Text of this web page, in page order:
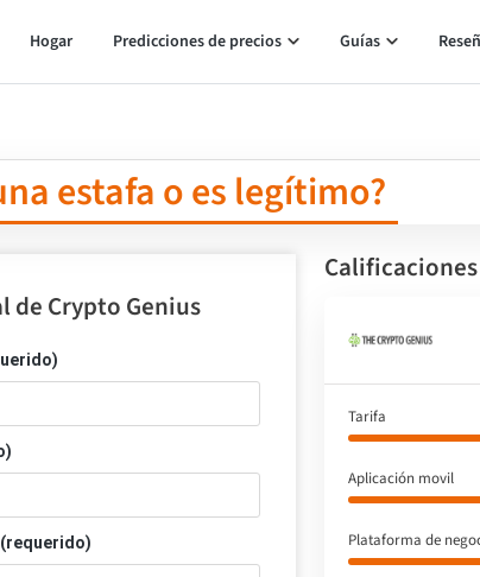
Hogar Predicciones de precios Guías
estafa o es legítimo?
de Crypto Genius
Tarifa
Aplicación movil
Plataforma de